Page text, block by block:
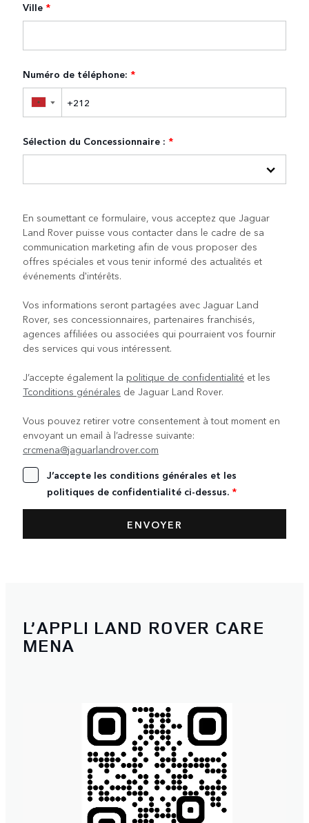
Ville *
Numéro de téléphone: *
▼
Sélection du Concessionnaire : *
En soumettant ce formulaire, vous acceptez que Jaguar
Land Rover puisse vous contacter dans le cadre de sa
communication marketing afin de vous proposer des
offres spéciales et vous tenir informé des actualités et
événements d'intérêts.
Vos informations seront partagées avec Jaguar Land
Rover, ses concessionnaires, partenaires franchisés,
agences affiliées ou associées qui pourraient vos fournir
des services qui vous intéressent.
J’accepte également la politique de confidentialité et les
Tconditions générales de Jaguar Land Rover.
Vous pouvez retirer votre consentement à tout moment en
envoyant un email à l’adresse suivante:
crcmena@jaguarlandrover.com
J’accepte les conditions générales et les
politiques de confidentialité ci-dessus. *
L’APPLI LAND ROVER CARE
MENA